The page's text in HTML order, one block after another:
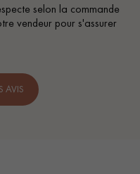
AVIS